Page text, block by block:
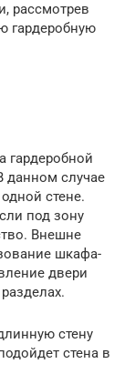
рассмотрев
гардеробную
гардеробной
данном случае
стене.
под зону
Внешне
шкафа-
двери
стену
стена в